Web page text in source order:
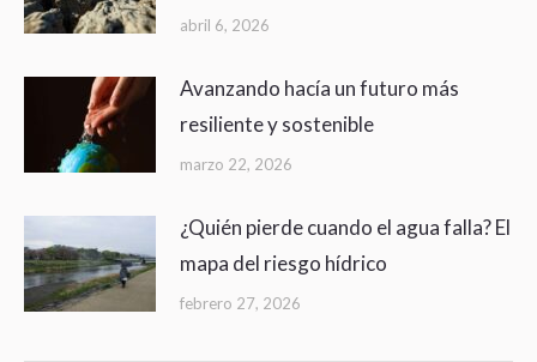
abril 6, 2026
Avanzando hacía un futuro más
resiliente y sostenible
marzo 22, 2026
¿Quién pierde cuando el agua falla? El
mapa del riesgo hídrico
febrero 27, 2026